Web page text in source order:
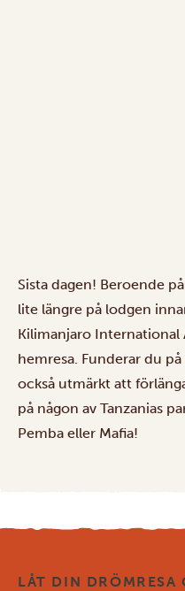
Sista dagen! Beroende
lite längre på lodgen
Kilimanjaro International
hemresa. Funderar du
också utmärkt att
på någon av Tanzanias
Pemba eller Mafia!
LÅT DIN DRÖMRESA